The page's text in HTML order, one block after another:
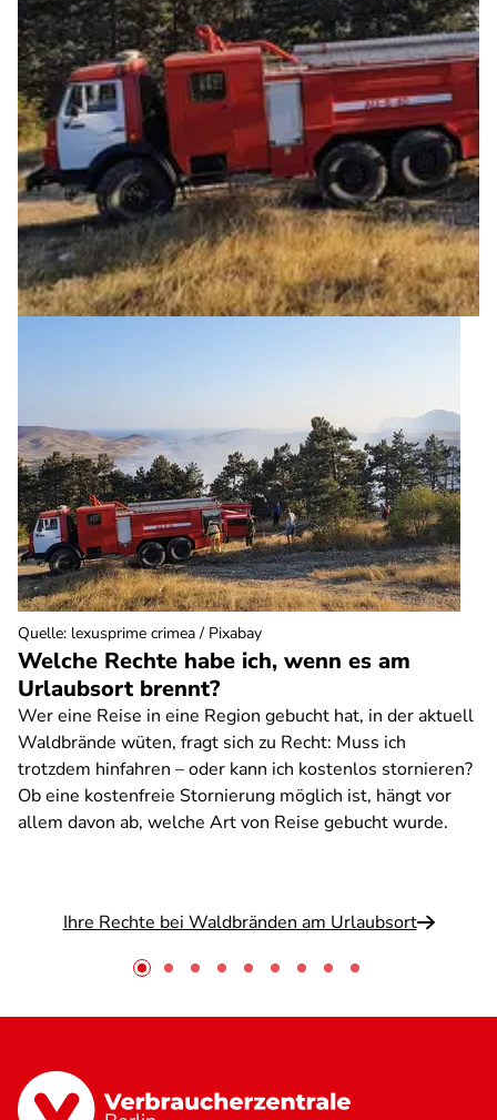
Welche Rechte habe ich, wenn es am
Urlaubsort brennt?
Wer eine Reise in eine Region gebucht hat, in der aktuell
Waldbrände wüten, fragt sich zu Recht: Muss ich
trotzdem hinfahren – oder kann ich kostenlos stornieren?
Ob eine kostenfreie Stornierung möglich ist, hängt vor
allem davon ab, welche Art von Reise gebucht wurde.
Ihre Rechte bei Waldbränden am Urlaubsort
Quelle: lexusprime crimea / Pixabay